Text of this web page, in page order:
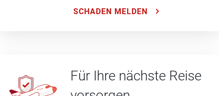
SCHADEN MELDEN
Für Ihre nächste Reise